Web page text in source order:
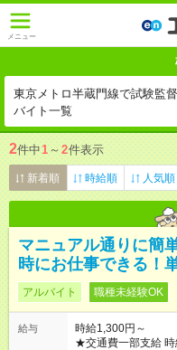
メニュー
東京メトロ半蔵門線で試験監
バイト一覧
2件中1 ～ 2件表示
新着順 時給順 人気順
マニュアル通りに簡
時にお仕事できる！
アルバイト 職種未経験OK
給与
時給1,300円～
★交通費一部支給 時給1,300円～ ※試験・役割により手当あり ※